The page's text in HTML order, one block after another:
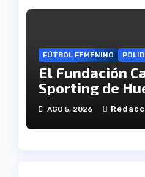
FÚTBOL FEMENINO
El Fundación
Sporting de
disputará la
Andalucía en el
Antonio
AGO 5, 2026